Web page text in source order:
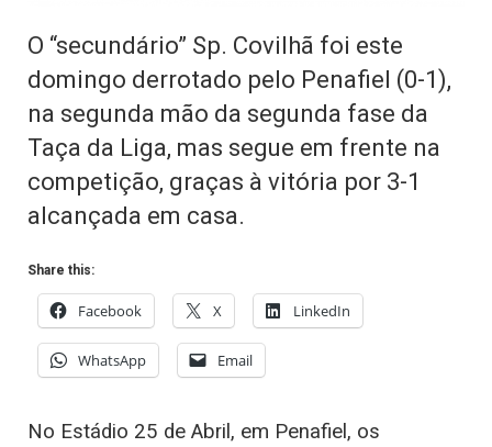
O “secundário” Sp. Covilhã foi este
domingo derrotado pelo Penafiel (0-1),
na segunda mão da segunda fase da
Taça da Liga, mas segue em frente na
competição, graças à vitória por 3-1
alcançada em casa.
Share this:
Facebook X LinkedIn
WhatsApp Email
No Estádio 25 de Abril, em Penafiel, os